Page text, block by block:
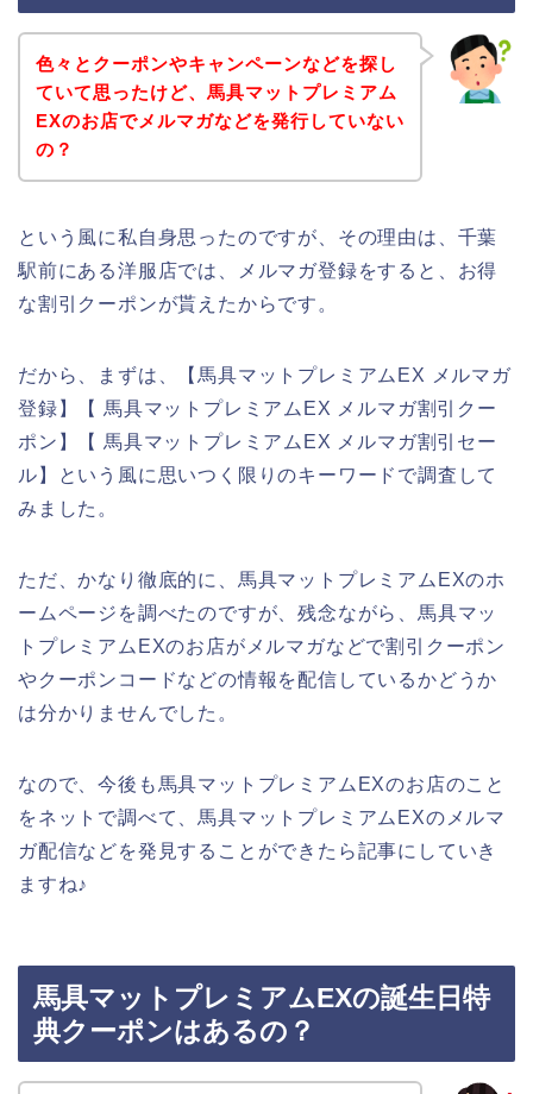
色々とクーポンやキャンペーンなどを探し
ていて思ったけど、馬具マットプレミアム
EXのお店でメルマガなどを発行していない
の？
という風に私自身思ったのですが、その理由は、千葉
駅前にある洋服店では、メルマガ登録をすると、お得
な割引クーポンが貰えたからです。
だから、まずは、【馬具マットプレミアムEX メルマガ
登録】【 馬具マットプレミアムEX メルマガ割引クー
ポン】【 馬具マットプレミアムEX メルマガ割引セー
ル】という風に思いつく限りのキーワードで調査して
みました。
ただ、かなり徹底的に、馬具マットプレミアムEXのホ
ームページを調べたのですが、残念ながら、馬具マッ
トプレミアムEXのお店がメルマガなどで割引クーポン
やクーポンコードなどの情報を配信しているかどうか
は分かりませんでした。
なので、今後も馬具マットプレミアムEXのお店のこと
をネットで調べて、馬具マットプレミアムEXのメルマ
ガ配信などを発見することができたら記事にしていき
ますね♪
馬具マットプレミアムEXの誕生日特
典クーポンはあるの？